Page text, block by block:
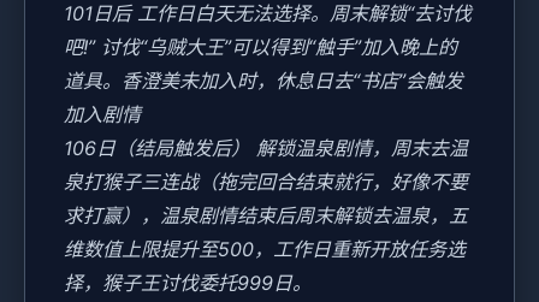
101日后 工作日白天无法选择。周末解锁“去讨伐
吧!” 讨伐“乌贼大王”可以得到“触手”加入晚上的
道具。香澄美未加入时，休息日去“书店”会触发
加入剧情
106日（结局触发后） 解锁温泉剧情，周末去温
泉打猴子三连战（拖完回合结束就行，好像不要
求打赢），温泉剧情结束后周末解锁去温泉，五
维数值上限提升至500，工作日重新开放任务选
择，猴子王讨伐委托999日。